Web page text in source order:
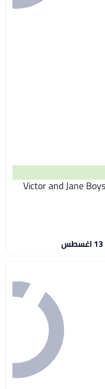
Victor and Jane